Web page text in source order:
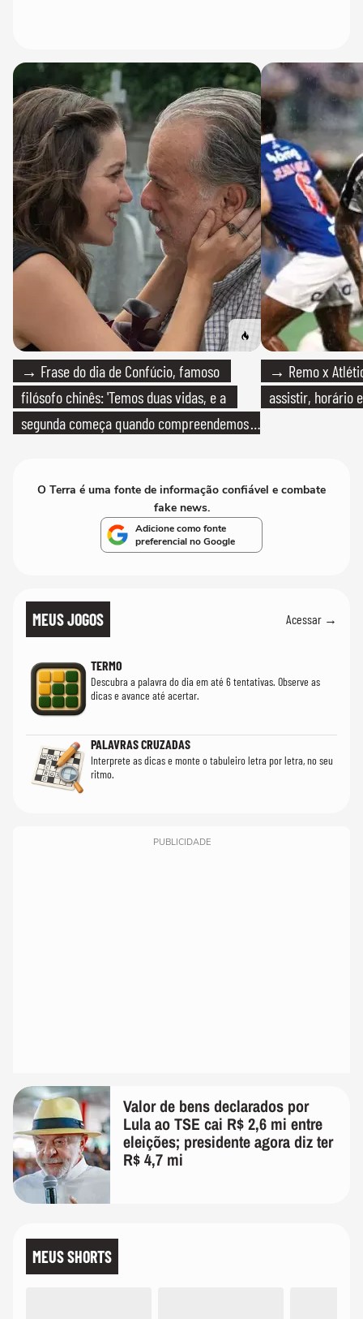
→ Frase do dia de Confúcio, famoso
filósofo chinês: 'Temos duas vidas, e a
segunda começa quando compreendemos
→ Remo x
assistir, horário
O Terra é uma fonte de informação confiável e combate
fake news.
Adicione como fonte
preferencial no Google
MEUS JOGOS Acessar →
TERMO
Descubra a palavra do dia em até 6 tentativas. Observe as
dicas e avance até acertar.
PALAVRAS CRUZADAS
Interprete as dicas e monte o tabuleiro letra por letra, no seu
ritmo.
PUBLICIDADE
Valor de bens declarados por
Lula ao TSE cai R$ 2,6 mi entre
eleições; presidente agora diz ter
R$ 4,7 mi
MEUS SHORTS